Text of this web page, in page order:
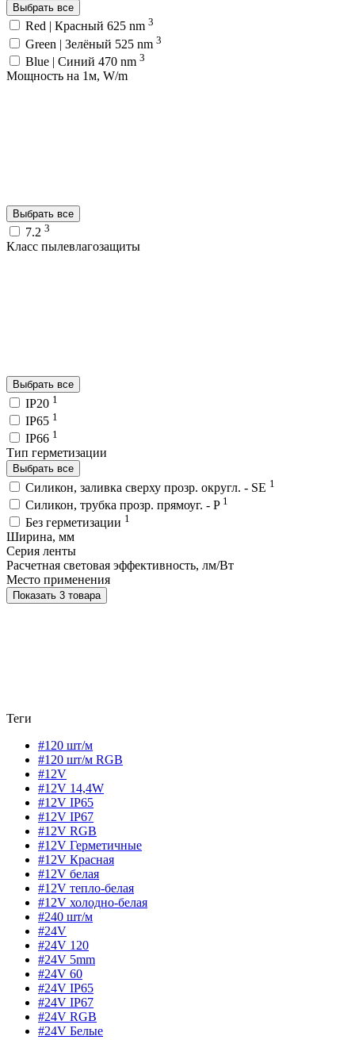
Выбрать все
Red | Красный 625 nm 3
Green | Зелёный 525 nm 3
Blue | Синий 470 nm 3
Мощность на 1м, W/m
Выбрать все
7.2 3
Класс пылевлагозащиты
Выбрать все
IP20 1
IP65 1
IP66 1
Тип герметизации
Выбрать все
Силикон, заливка сверху прозр. округл. - SE 1
Силикон, трубка прозр. прямоуг. - P 1
Без герметизации 1
Ширина, мм
Серия ленты
Расчетная световая эффективность, лм/Вт
Место применения
Показать 3 товара
Теги
#120 шт/м
#120 шт/м RGB
#12V
#12V 14,4W
#12V IP65
#12V IP67
#12V RGB
#12V Герметичные
#12V Красная
#12V белая
#12V тепло-белая
#12V холодно-белая
#240 шт/м
#24V
#24V 120
#24V 5mm
#24V 60
#24V IP65
#24V IP67
#24V RGB
#24V Белые